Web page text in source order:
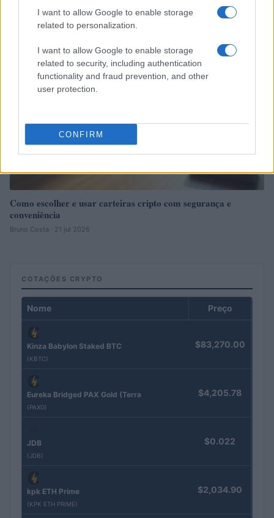
I want to allow Google to enable storage
related to personalization.
I want to allow Google to enable storage
related to security, including authentication
functionality and fraud prevention, and other
user protection.
CONFIRM
Como escolher e usar carteiras cripto com segurança e
conveniência
Bruno Costa · 21 jul 2026
COTAÇÕES CRYPTO
Nome Preço
Kinza Babylon Staked BTC
(KBTC)
$83,270.00
Eureka Bridged PAX Gold (Terra
(PAXG)
$4,205.78
JDB
(JDB)
$0.022
kpk ETH Prime
(KPK ETH PRIME)
$2,034.90